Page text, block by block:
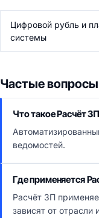
Цифровой рубль и
системы
Частые
Что такое Расчёт
ведомостей.
Где применяется
Расчёт ЗП
зависят от